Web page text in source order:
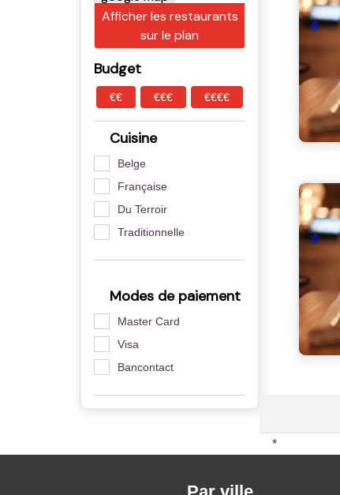
Afficher les restaurants
sur le plan
Budget
€€ €€€ €€€€
Cuisine
Belge
Française
Du Terroir
Traditionnelle
Modes de paiement
Master Card
Visa
Bancontact
*